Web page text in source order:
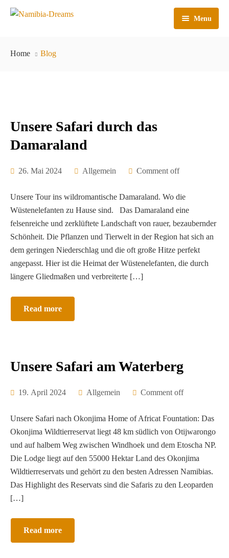
Menu
NAMIBIAS HIGHLIGHTS 14 TAGE
SELBSTFAHRER TOUR
21 TAGE NAMIBIA ERLEBEN
WILDLIFE NAMIBIA
AUF AUTHENTISCHEN GÄSTEFARMEN
20 TAGE CAMPING-RUNDREISE FÜR
SELBSRFAHRER
17 TAGE NAMIBIA SELBSTFAHRER REISE
MIT NAMIBIA DREAMS ZU DEN SCHÖNSTEN
LODGES IN SÜDWEST
SÜDOSTEN
ENTDECKEN SIE DEN NORDEN NAMIBIAS
BOTSWANA
NAMIBIA AUSGEWÄHLTE
AUSFLÜGE
AFRIKA-DEN KONTINENT
THEMEN REISEN
Visa on Arrival Anleitung
INFORMATIONEN
IMPRESSUM
Home Blog
Unsere Safari durch das
Damaraland
26. Mai 2024 Allgemein Comment off
Unsere Tour ins wildromantische Damaraland. Wo die
Wüstenelefanten zu Hause sind. Das Damaraland eine
felsenreiche und zerklüftete Landschaft von rauer, bezaubernder
Schönheit. Die Pflanzen und Tierwelt in der Region hat sich an
dem geringen Niederschlag und die oft große Hitze perfekt
angepasst. Hier ist die Heimat der Wüstenelefanten, die durch
längere Gliedmaßen und verbreiterte […]
Read more
Unsere Safari am Waterberg
19. April 2024 Allgemein Comment off
Unsere Safari nach Okonjima Home of Africat Fountation: Das
Okonjima Wildtierreservat liegt 48 km südlich von Otijwarongo
und auf halbem Weg zwischen Windhoek und dem Etoscha NP.
Die Lodge liegt auf den 55000 Hektar Land des Okonjima
Wildtierreservats und gehört zu den besten Adressen Namibias.
Das Highlight des Reservats sind die Safaris zu den Leoparden
[…]
Read more